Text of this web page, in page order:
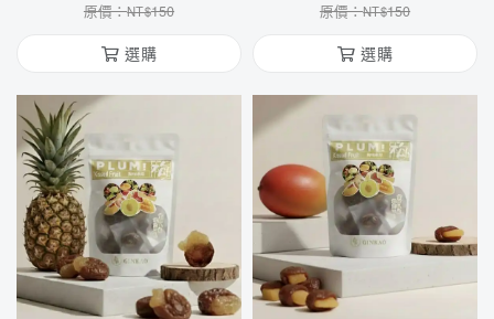
原價：NT$150
選購
原價：NT$150
選購